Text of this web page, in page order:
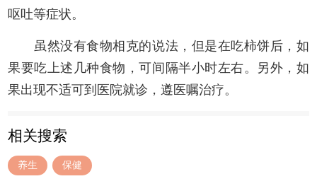
呕吐等症状。
虽然没有食物相克的说法，但是在吃柿饼后，如
果要吃上述几种食物，可间隔半小时左右。另外，如
果出现不适可到医院就诊，遵医嘱治疗。
相关搜索
养生 保健